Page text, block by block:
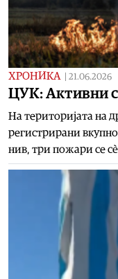
ХРОНИКА 21.06.2026
ЦУК: Активни
На територијата на
регистрирани
нив, три пожари се